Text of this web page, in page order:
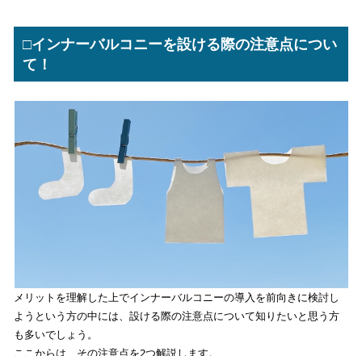
□インナーバルコニーを設ける際の注意点につい
て！
メリットを理解した上でインナーバルコニーの導入を前向きに検討し
ようという方の中には、設ける際の注意点について知りたいと思う方
も多いでしょう。
ここからは、その注意点を2つ解説します。